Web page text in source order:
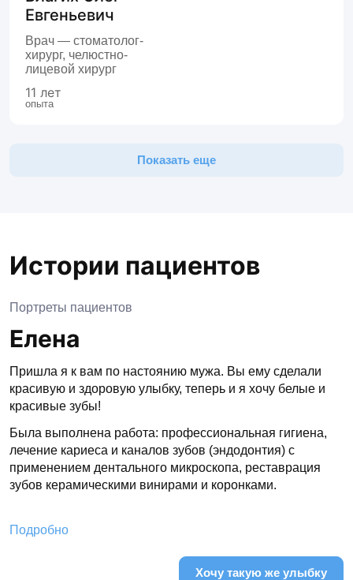
Евгеньевич
Врач — стоматолог-
хирург, челюстно-
лицевой хирург
11 лет
опыта
Показать еще
Истории пациентов
Портреты пациентов
Елена
Пришла я к вам по настоянию мужа. Вы ему сделали
красивую и здоровую улыбку, теперь и я хочу белые и
красивые зубы!
Была выполнена работа: профессиональная гигиена,
лечение кариеса и каналов зубов (эндодонтия) с
применением дентального микроскопа, реставрация
зубов керамическими винирами и коронками.
Подробно
Хочу такую же улыбку